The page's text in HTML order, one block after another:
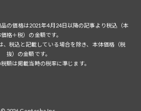
の価格は2021年4月24日以降の記事より税込（本
格＋税）の金額です。
、税込と記載している場合を除き、本体価格（税
抜）の金額です。
額は掲載当時の税率に準じます。